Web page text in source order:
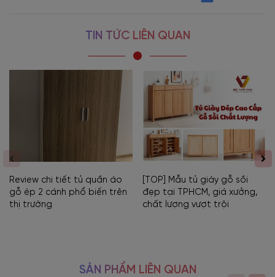
TIN TỨC LIÊN QUAN
Review chi tiết tủ quần áo
gỗ ép 2 cánh phổ biến trên
thị trường
[TOP] Mẫu tủ giày gỗ sồi
đẹp tại TPHCM, giá xưởng,
chất lượng vượt trội
SẢN PHẨM LIÊN QUAN